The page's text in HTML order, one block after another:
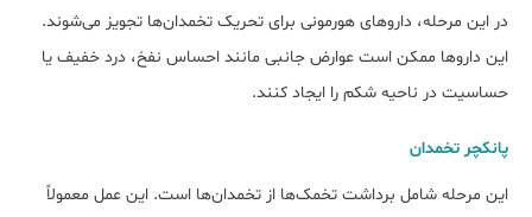
در این مرحله، داروهای هورمونی برای تحریک تخمدان‌ها تجویز می‌شوند.
این داروها ممکن است عوارض جانبی مانند احساس نفخ، درد خفیف یا
حساسیت در ناحیه شکم را ایجاد کنند.
پانکچر تخمدان
این مرحله شامل برداشت تخمک‌ها از تخمدان‌ها است. این عمل معمولاً